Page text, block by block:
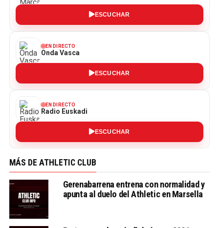
ESCUCHAR
EN DIRECTO
Onda Vasca
ESCUCHAR
EN DIRECTO
Radio Euskadi
ESCUCHAR
MÁS DE ATHLETIC CLUB
Gerenabarrena entrena con normalidad y
apunta al duelo del Athletic en Marsella